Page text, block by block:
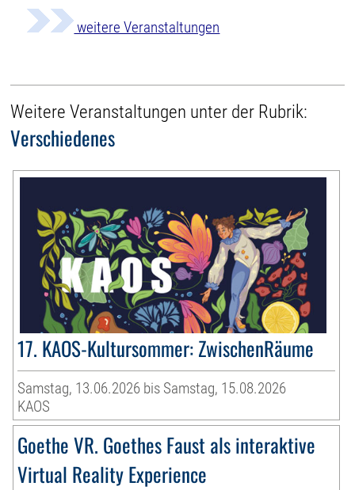
weitere Veranstaltungen
Weitere Veranstaltungen unter der Rubrik:
Verschiedenes
17. KAOS-Kultursommer: ZwischenRäume
Samstag, 13.06.2026 bis Samstag, 15.08.2026
KAOS
Goethe VR. Goethes Faust als interaktive
Virtual Reality Experience